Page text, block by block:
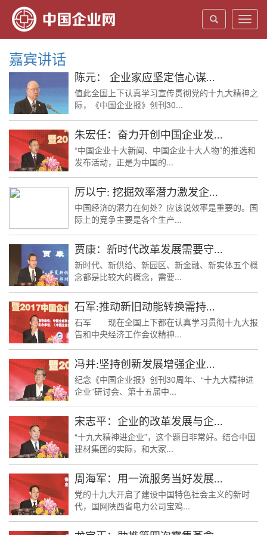
嘉宾讲话
陈元： 企业家应坚定信心谋...
值此全国上下认真学习宣传贯彻党的十九大精神之
际，《中国企业报》创刊30...
朱宏任：奋力开创中国企业发...
“中国企业十大新闻、中国企业十大人物”的推选和
发布活动，正是为中国的...
厉以宁: 挖掘效率潜力激发企...
中国经济的潜力在何处？应该说效率是重要的。国
际上的竞争主要是各个生产...
贾康：新时代改革发展需要守...
新时代、新供给、新园区、新金融、新实体五个概
念都是比较大的概念，需要...
石军:推动新旧动能转换需持...
石军 现在全国上下都在认真学习贯彻十九大报
告和中央经济工作会议精神...
冯并:坚持创新发展增强企业...
纪念《中国企业报》创刊30周年、“十九大精神进
企业”研讨会、第十五届中...
宋志平：企业的改革发展与企...
“十九大精神进企业”，这个题目非常好。结合中国
建材集团的实际，和大家...
周海军：用一流服务当好发展...
党的十九大开启了建设中国特色社会主义的新时
代，国网陕西省电力公司宝鸡...